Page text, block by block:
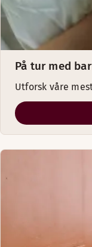
På tur med
Utforsk våre